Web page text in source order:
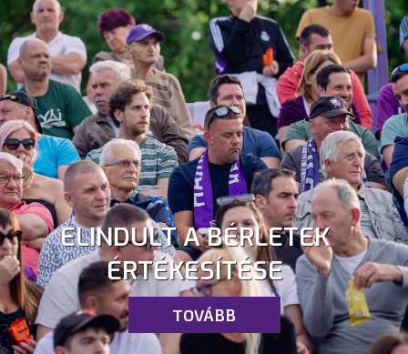
ELINDULT A BÉRLETEK
ÉRTÉKESÍTÉSE
TOVÁBB